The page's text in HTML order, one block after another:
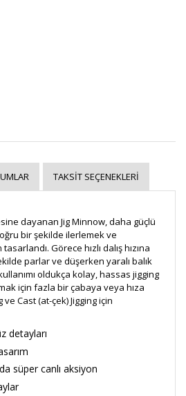
TAKSIT SEÇENEKLERI
dayanan Jig Minnow, daha güçlü
bir şekilde ilerlemek ve
Görece hızlı dalış hızına
parlar ve düşerken yaralı balık
oldukça kolay, hassas jigging
için fazla bir çabaya veya hıza
Cast (at-çek) Jigging için
detayları
süper canlı aksiyon